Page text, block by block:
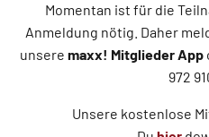
Momentan ist für die
Anmeldung nötig. Daher
unsere maxx! Mitglieder App
972
Unsere kostenlose